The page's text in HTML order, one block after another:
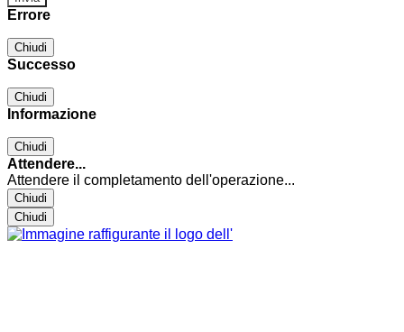
Errore
Chiudi
Successo
Chiudi
Informazione
Chiudi
Attendere...
Attendere il completamento dell'operazione...
Chiudi
Chiudi